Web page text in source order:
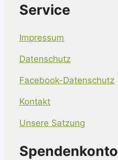
Service
Impressum
Datenschutz
Facebook-Datenschutz
Kontakt
Unsere Satzung
Spendenkonto